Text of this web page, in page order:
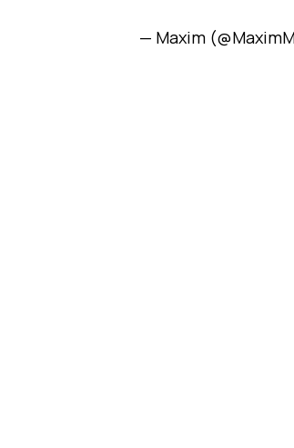
— Maxim